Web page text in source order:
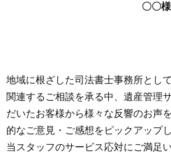
〇〇様
地域に根ざした司法書士事務所とし
関連するご相談を承る中、遺産管理
だいたお客様から様々な反響のお声
的なご意見・ご感想をピックアップ
当スタッフのサービス応対にご満足